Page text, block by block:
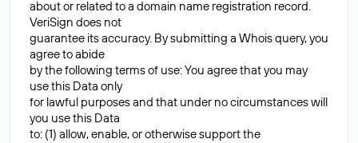
about or related to a domain name registration record.
VeriSign does not
guarantee its accuracy. By submitting a Whois query, you
agree to abide
by the following terms of use: You agree that you may
use this Data only
for lawful purposes and that under no circumstances will
you use this Data
to: (1) allow, enable, or otherwise support the